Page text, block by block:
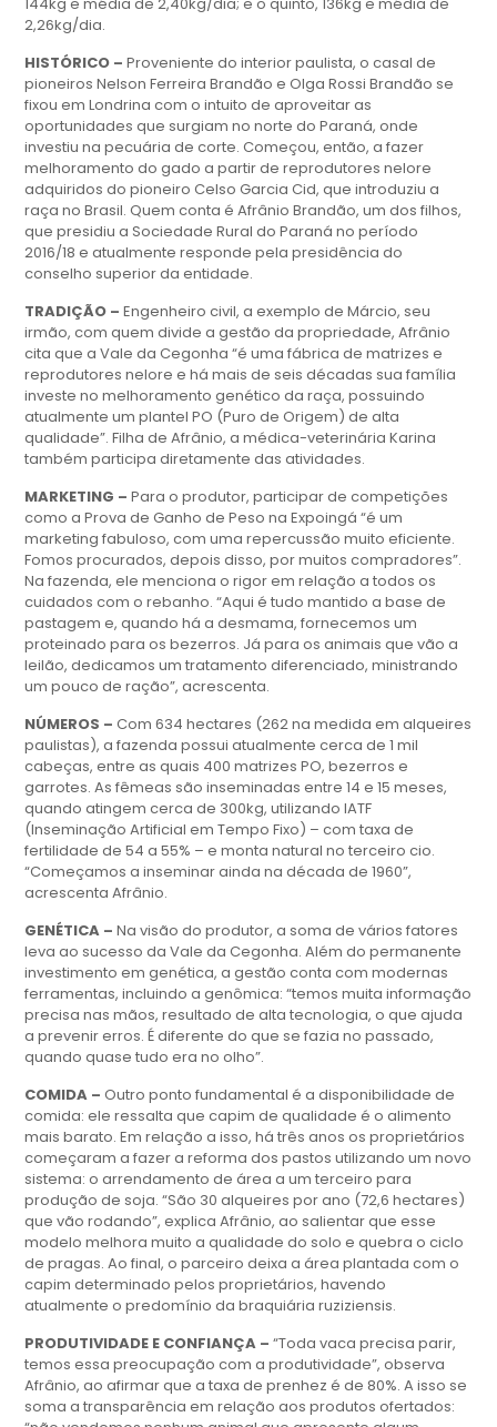
2,26kg/dia.
HISTÓRICO –Proveniente do interior paulista, o casal de
pioneiros Nelson Ferreira Brandão e Olga Rossi Brandão se
fixou em Londrina com o intuito de aproveitar as
oportunidades que surgiam no norte do Paraná, onde
investiu na pecuária de corte. Começou, então, a fazer
melhoramento do gado a partir de reprodutores nelore
adquiridos do pioneiro Celso Garcia Cid, que introduziu a
raça no Brasil. Quem conta é Afrânio Brandão, um dos filhos,
que presidiu a Sociedade Rural do Paraná no período
2016/18 e atualmente responde pela presidência do
conselho superior da entidade.
TRADIÇÃO –Engenheiro civil, a exemplo de Márcio, seu
irmão, com quem divide a gestão da propriedade, Afrânio
cita que a Vale da Cegonha “é uma fábrica de matrizes e
reprodutores nelore e há mais de seis décadas sua família
investe no melhoramento genético da raça, possuindo
atualmente um plantel PO (Puro de Origem) de alta
qualidade”. Filha de Afrânio, a médica-veterinária Karina
também participa diretamente das atividades.
MARKETING – Para o produtor, participar de competições
como a Prova de Ganho de Peso na Expoingá “é um
marketing fabuloso, com uma repercussão muito eficiente.
Fomos procurados, depois disso, por muitos compradores”.
Na fazenda, ele menciona o rigor em relação a todos os
cuidados com o rebanho. “Aqui é tudo mantido a base de
pastagem e, quando há a desmama, fornecemos um
proteinado para os bezerros. Já para os animais que vão a
leilão, dedicamos um tratamento diferenciado, ministrando
um pouco de ração”, acrescenta.
NÚMEROS – Com 634 hectares (262 na medida em alqueires
paulistas), a fazenda possui atualmente cerca de 1 mil
cabeças, entre as quais 400 matrizes PO, bezerros e
garrotes. As fêmeas são inseminadas entre 14 e 15 meses,
quando atingem cerca de 300kg, utilizando IATF
(Inseminação Artificial em Tempo Fixo) – com taxa de
fertilidade de 54 a 55% – e monta natural no terceiro cio.
“Começamos a inseminar ainda na década de 1960”,
acrescenta Afrânio.
GENÉTICA – Na visão do produtor, a soma de vários fatores
leva ao sucesso da Vale da Cegonha. Além do permanente
investimento em genética, a gestão conta com modernas
ferramentas, incluindo a genômica: “temos muita informação
precisa nas mãos, resultado de alta tecnologia, o que ajuda
a prevenir erros. É diferente do que se fazia no passado,
quando quase tudo era no olho”.
COMIDA – Outro ponto fundamental é a disponibilidade de
comida: ele ressalta que capim de qualidade é o alimento
mais barato. Em relação a isso, há três anos os proprietários
começaram a fazer a reforma dos pastos utilizando um novo
sistema: o arrendamento de área a um terceiro para
produção de soja. “São 30 alqueires por ano (72,6 hectares)
que vão rodando”, explica Afrânio, ao salientar que esse
modelo melhora muito a qualidade do solo e quebra o ciclo
de pragas. Ao final, o parceiro deixa a área plantada com o
capim determinado pelos proprietários, havendo
atualmente o predomínio da braquiária ruziziensis.
PRODUTIVIDADE E CONFIANÇA – “Toda vaca precisa parir,
temos essa preocupação com a produtividade”, observa
Afrânio, ao afirmar que a taxa de prenhez é de 80%. A isso se
soma a transparência em relação aos produtos ofertados: